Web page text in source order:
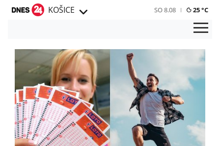
KOŠICE SO 8.08 25 °C